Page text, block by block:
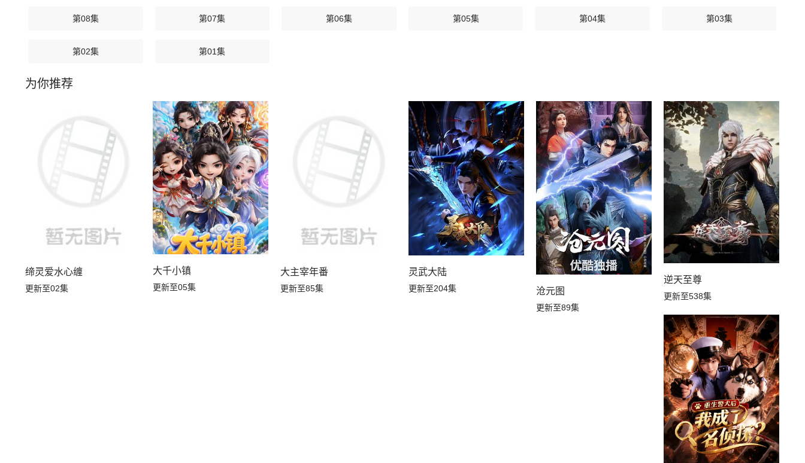
第08集 第07集 第06集 第05集 第04集 第03集
第02集 第01集
为你推荐
缔灵爱水心缠
更新至02集
大千小镇
更新至05集
大主宰年番
更新至85集
灵武大陆
更新至204集 沧元图
更新至89集
逆天至尊
更新至538集